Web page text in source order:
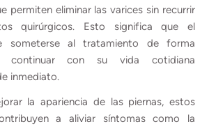
permiten eliminar las varices sin recurrir
quirúrgicos. Esto significa que el
someterse al tratamiento de forma
continuar con su vida cotidiana
inmediato.
la apariencia de las piernas, estos
a aliviar síntomas como la